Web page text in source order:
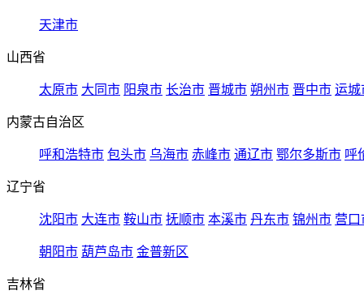
天津市
山西省
太原市 大同市 阳泉市 长治市 晋城市 朔州市 晋中市 运城
内蒙古自治区
呼和浩特市 包头市 乌海市 赤峰市 通辽市 鄂尔多斯市 呼
辽宁省
沈阳市 大连市 鞍山市 抚顺市 本溪市 丹东市 锦州市 营口
朝阳市 葫芦岛市 金普新区
吉林省